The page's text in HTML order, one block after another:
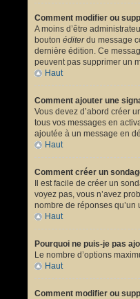
Comment modifier ou
A moins d’être
bouton éditerdu message
dernière édition. Ce
peuvent pas supprimer un
Haut
Comment ajouter une
Vous devez d’abord créer
tous vos messages en
ajoutée à un message en
Haut
Comment créer un
Il est facile de créer un
voyez pas, vous n’avez
nombre de réponses qu’un
Haut
Pourquoi ne puis-je pas
Le nombre d’options
Haut
Comment modifier ou